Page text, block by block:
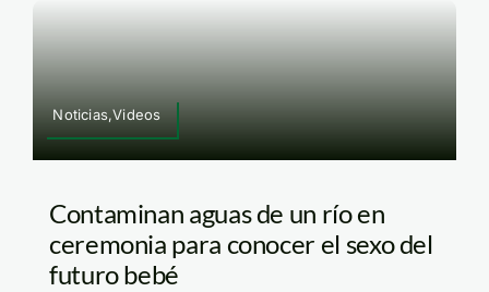
Noticias,Videos
Contaminan aguas de un río en
ceremonia para conocer el sexo del
futuro bebé